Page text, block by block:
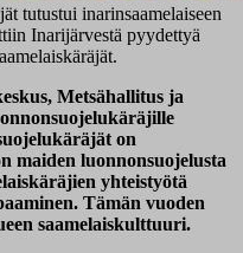
tutustui inarinsaamelaiseen
Inarijärvestä pyydettyä
Metsähallitus ja
on
maiden luonnonsuojelusta
yhteistyötä
Tämän vuoden
saamelaiskulttuuri.